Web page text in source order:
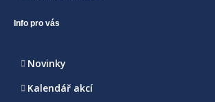
Info pro vás
Novinky
Kalendář akcí